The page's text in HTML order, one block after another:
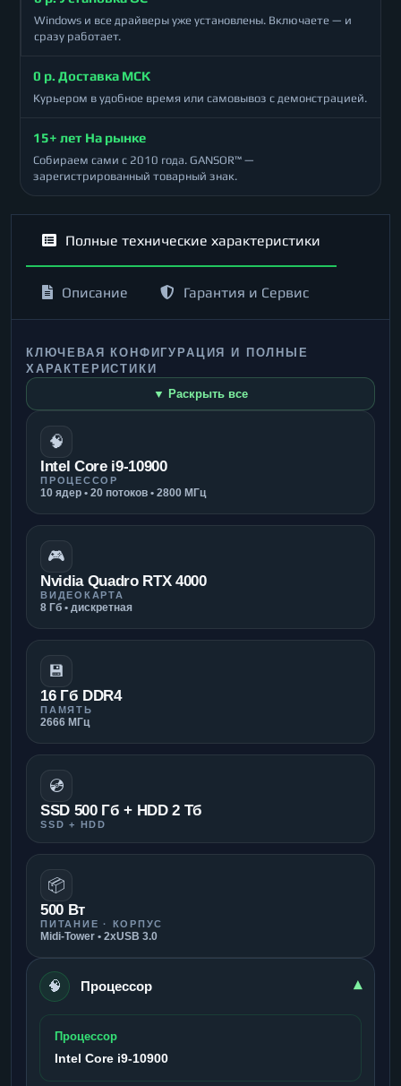
Windows и все драйверы уже установлены. Включаете — и
сразу работает.
0 р. Доставка МСК
Курьером в удобное время или самовывоз с демонстрацией.
15+ лет На рынке
Собираем сами с 2010 года. GANSOR™ —
зарегистрированный товарный знак.
Полные технические характеристики
Описание Гарантия и Сервис
КЛЮЧЕВАЯ КОНФИГУРАЦИЯ И ПОЛНЫЕ
ХАРАКТЕРИСТИКИ
▼ Раскрыть все
🧠
Intel Core i9-10900
ПРОЦЕССОР
10 ядер • 20 потоков • 2800 МГц
🎮
Nvidia Quadro RTX 4000
ВИДЕОКАРТА
8 Гб • дискретная
💾
16 Гб DDR4
ПАМЯТЬ
2666 МГц
💿
SSD 500 Гб + HDD 2 Тб
SSD + HDD
📦
500 Вт
ПИТАНИЕ · КОРПУС
Midi-Tower • 2xUSB 3.0
🧠 Процессор ▾
Процессор
Intel Core i9-10900